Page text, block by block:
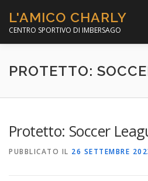
contenuto
L'AMICO CHARLY
CENTRO SPORTIVO DI IMBERSAGO
LA SOCCER LEAGUE
SCUOLA TENNIS
PROTETTO:
Protetto: Soccer
PUBBLICATO IL 26 SETTEMBRE